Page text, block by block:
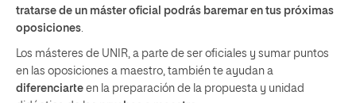
tratarse de un máster oficial podrás baremar en tus próximas
oposiciones.
Los másteres de UNIR, a parte de ser oficiales y sumar puntos
en las oposiciones a maestro, también te ayudan a
diferenciarte en la preparación de la propuesta y unidad